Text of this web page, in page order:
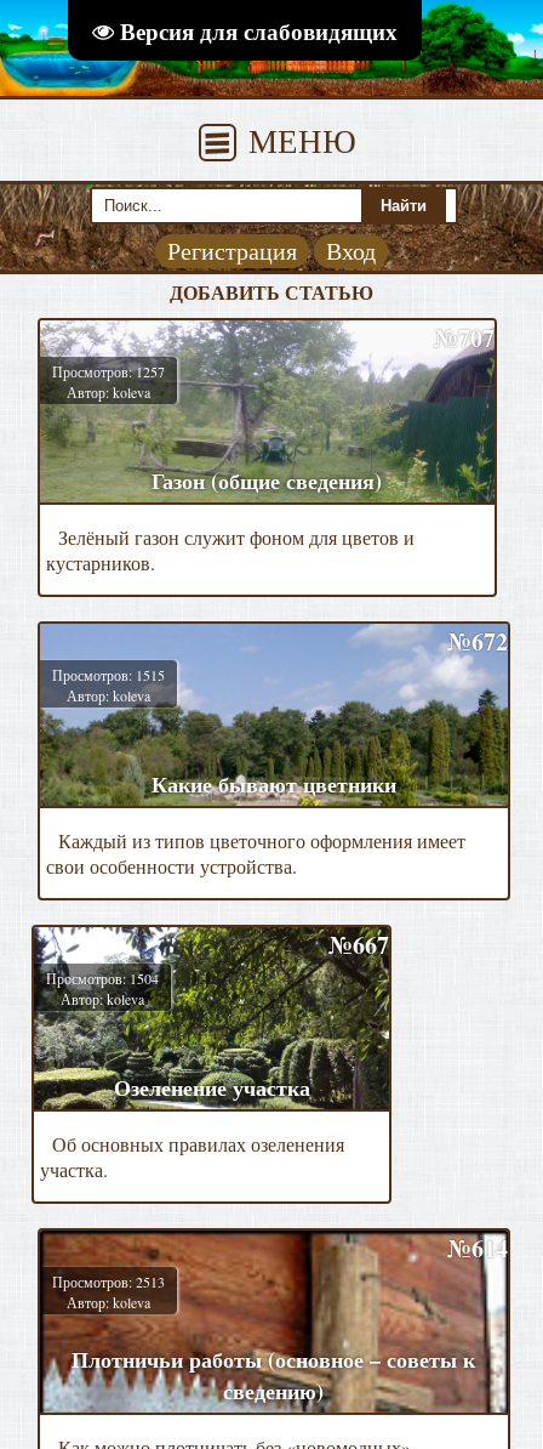
Версия для слабовидящих
МЕНЮ
Регистрация Вход
ДОБАВИТЬ СТАТЬЮ
№707
Просмотров: 1257
Автор: koleva
Газон (общие сведения)
Зелёный газон служит фоном для цветов и
кустарников.
№672
Просмотров: 1515
Автор: koleva
Какие бывают цветники
Каждый из типов цветочного оформления имеет
свои особенности устройства.
№667
Просмотров: 1504
Автор: koleva
Озеленение участка
Об основных правилах озеленения
участка.
№614
Просмотров: 2513
Автор: koleva
Плотничьи работы (основное – советы к
сведению)